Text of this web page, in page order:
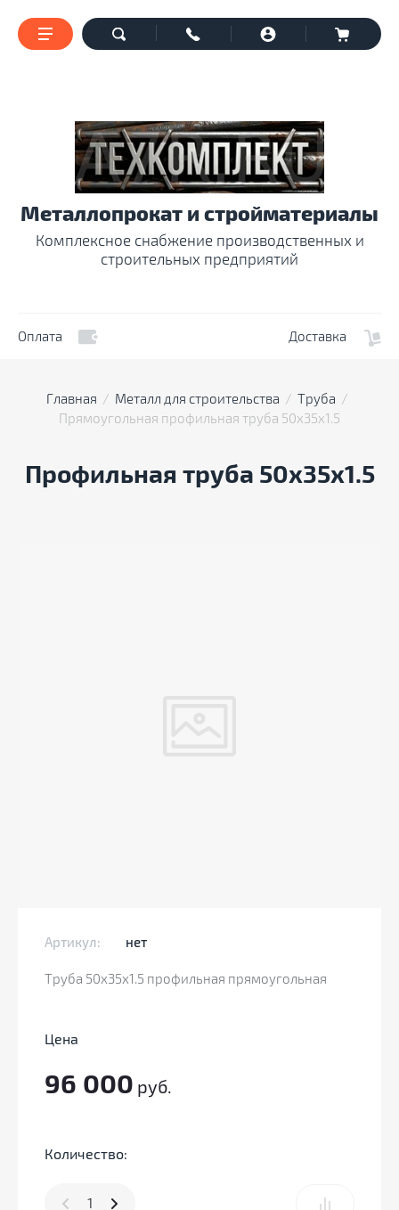
Оплата Доставка
Металлопрокат и стройматериалы
Комплексное снабжение производственных и
строительных предприятий
Главная
  /
Металл для строительства
  /
Труба
  /
Прямоугольная профильная труба 50х35х1.5
Профильная труба 50х35х1.5
Артикул: нет
Труба 50х35х1.5 профильная прямоугольная
Цена
96 000 руб.
Количество: